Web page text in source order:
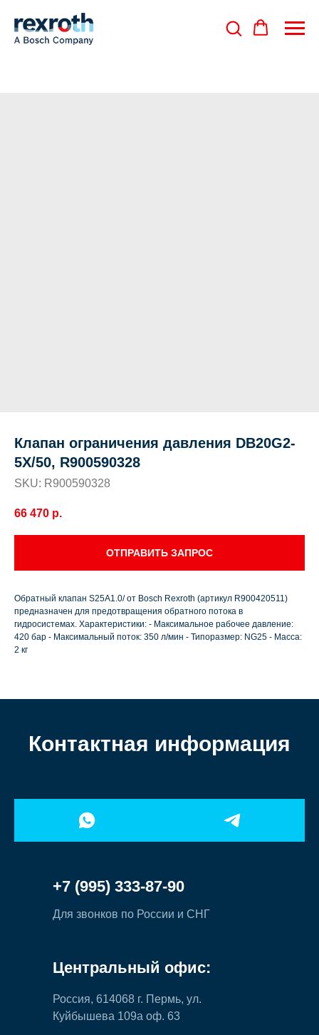
Клапан ограничения давления DB20G2-
5X/50, R900590328
SKU: R900590328
66 470 р.
ОТПРАВИТЬ ЗАПРОС
Обратный клапан S25A1.0/ от Bosch Rexroth (артикул R900420511)
предназначен для предотвращения обратного потока в
гидросистемах. Характеристики: - Максимальное рабочее давление:
420 бар - Максимальный поток: 350 л/мин - Типоразмер: NG25 - Масса:
2 кг
Контактная информация
Для звонков по России и СНГ
+7 (995) 333-87-90
Россия, 614068 г. Пермь, ул.
Куйбышева 109а оф. 63
Центральный офис: